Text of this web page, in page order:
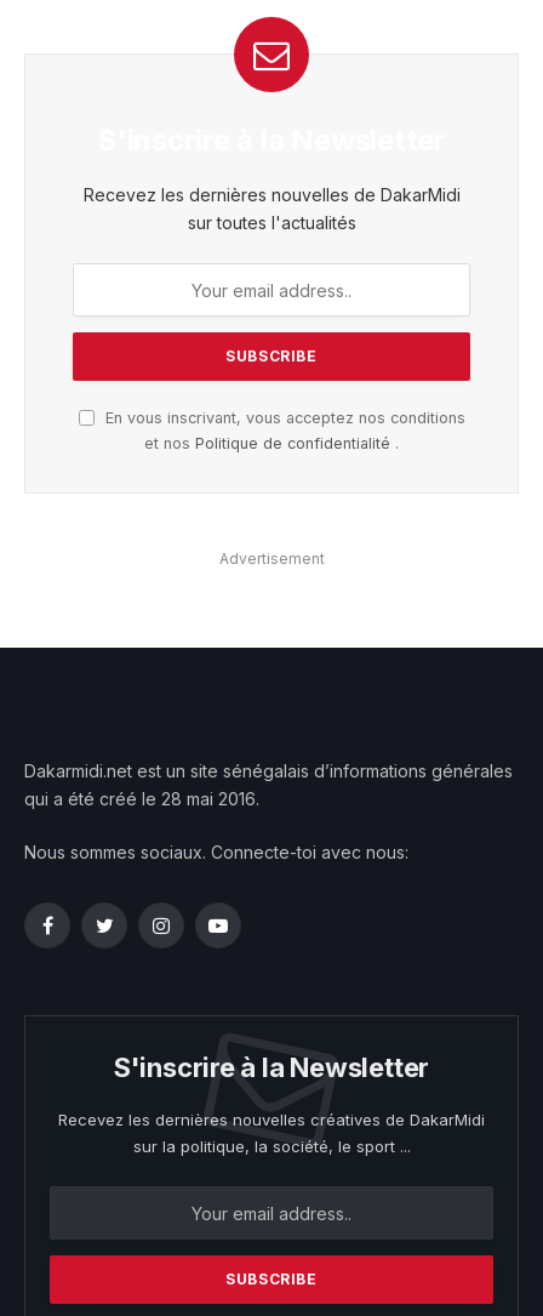
Recevez les dernières nouvelles de DakarMidi
sur toutes l'actualités
En vous inscrivant, vous acceptez nos conditions
et nos Politique de confidentialité .
Advertisement
Dakarmidi.net est un site sénégalais d’informations générales
qui a été créé le 28 mai 2016.
Nous sommes sociaux. Connecte-toi avec nous:
FacebookTwitterInstagramYouTube
S'inscrire à la Newsletter
Recevez les dernières nouvelles créatives de DakarMidi
sur la politique, la société, le sport ...